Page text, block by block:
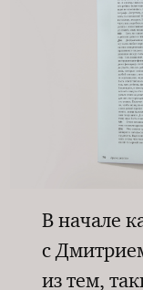
В начале
с
из тем,